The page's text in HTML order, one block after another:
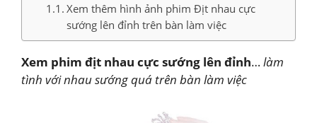
Xem thêm hình ảnh phim Địt nhau cực
sướng lên đỉnh trên bàn làm việc
Xem phim địt nhau cực sướng lên đỉnh… làm
tình với nhau sướng quá trên bàn làm việc